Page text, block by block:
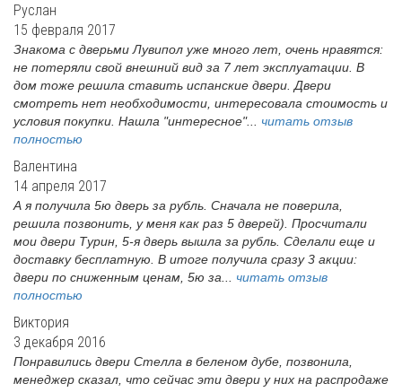
Руслан
15 февраля 2017
Знакома с дверьми Лувипол уже много лет, очень нравятся:
не потеряли свой внешний вид за 7 лет эксплуатации. В
дом тоже решила ставить испанские двери. Двери
смотреть нет необходимости, интересовала стоимость и
условия покупки. Нашла "интересное"... читать отзыв
полностью
Валентина
14 апреля 2017
А я получила 5ю дверь за рубль. Сначала не поверила,
решила позвонить, у меня как раз 5 дверей). Просчитали
мои двери Турин, 5-я дверь вышла за рубль. Сделали еще и
доставку бесплатную. В итоге получила сразу 3 акции:
двери по сниженным ценам, 5ю за... читать отзыв
полностью
Виктория
3 декабря 2016
Понравились двери Стелла в беленом дубе, позвонила,
менеджер сказал, что сейчас эти двери у них на распродаже